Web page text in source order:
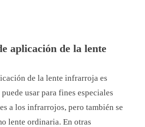
aplicación de la lente
de la lente infrarroja es
usar para fines especiales
a los infrarrojos, pero también se
lente ordinaria. En otras